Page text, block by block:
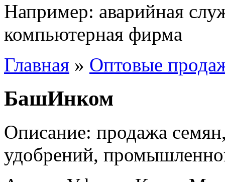
Например: аварийная
компьютерная фирма
Главная » Оптовые
БашИнком
Описание: продажа
удобрений,